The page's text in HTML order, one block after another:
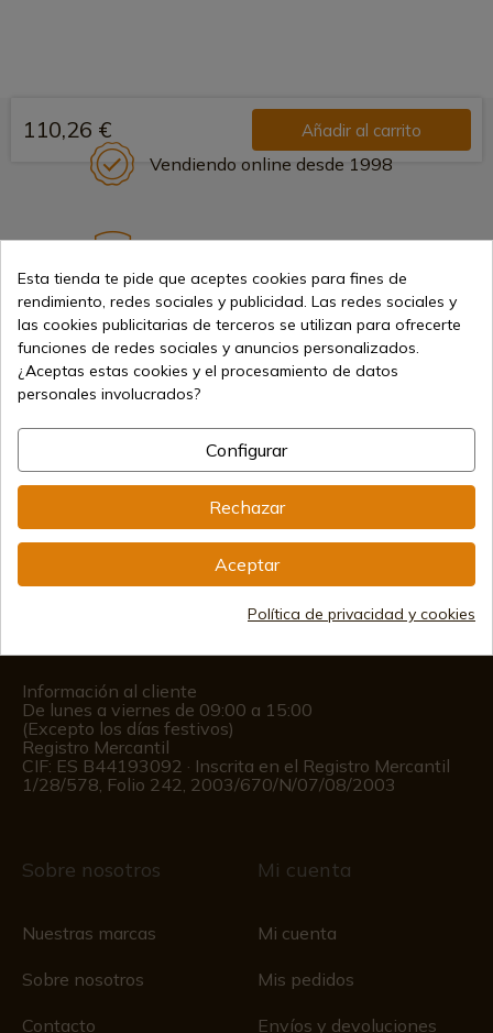
110,26 € Añadir al carrito
Vendiendo online desde 1998
Envíos internacionales
Información
Información al cliente
De lunes a viernes de 09:00 a 15:00
(Excepto los días festivos)
Registro Mercantil
CIF: ES B44193092 · Inscrita en el Registro Mercantil
1/28/578, Folio 242, 2003/670/N/07/08/2003
Sobre nosotros
Nuestras marcas
Sobre nosotros
Contacto
Mi cuenta
Mi cuenta
Mis pedidos
Envíos y devoluciones
Esta tienda te pide que aceptes cookies para fines de
rendimiento, redes sociales y publicidad. Las redes sociales y
las cookies publicitarias de terceros se utilizan para ofrecerte
funciones de redes sociales y anuncios personalizados.
¿Aceptas estas cookies y el procesamiento de datos
personales involucrados?
Configurar
Rechazar
Aceptar
Política de privacidad y cookies